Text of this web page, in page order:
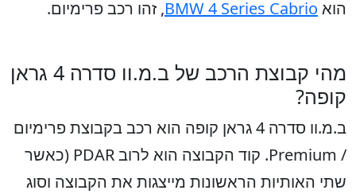
הוא BMW 4 Series Cabrio, זהו רכב פרימיום.
מהי קבוצת הרכב של ב.מ.וו סדרה 4 גראן
קופה?
ב.מ.וו סדרה 4 גראן קופה הוא רכב בקבוצת פרימיום
/ Premium. קוד הקבוצה הוא לרוב PDAR (כאשר
שתי האותיות הראשונות מייצגות את הקבוצה וסוג